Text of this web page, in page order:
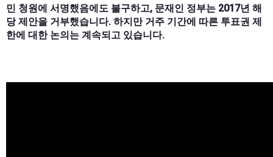
민 청원에 서명했음에도 불구하고, 문재인 정부는 2017년 해
당 제안을 거부했습니다. 하지만 거주 기간에 따른 투표권 제
한에 대한 논의는 계속되고 있습니다.